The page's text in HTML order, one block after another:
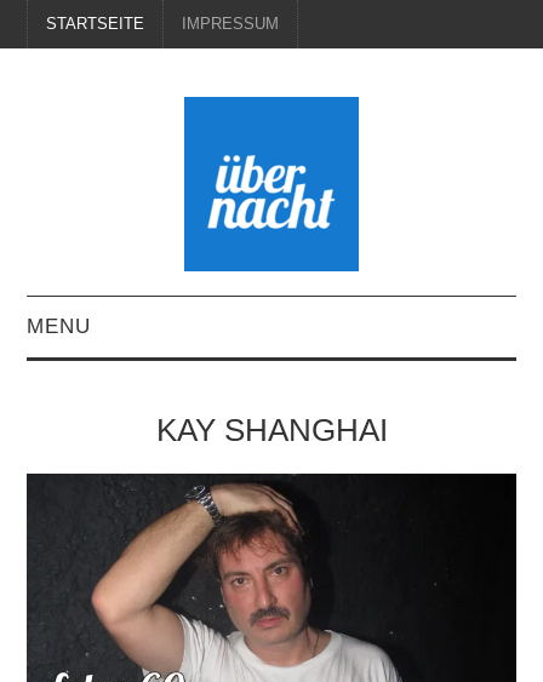
STARTSEITE IMPRESSUM
MENU
IMPRESSUM
KAY SHANGHAI